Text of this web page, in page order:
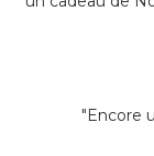
"Encore